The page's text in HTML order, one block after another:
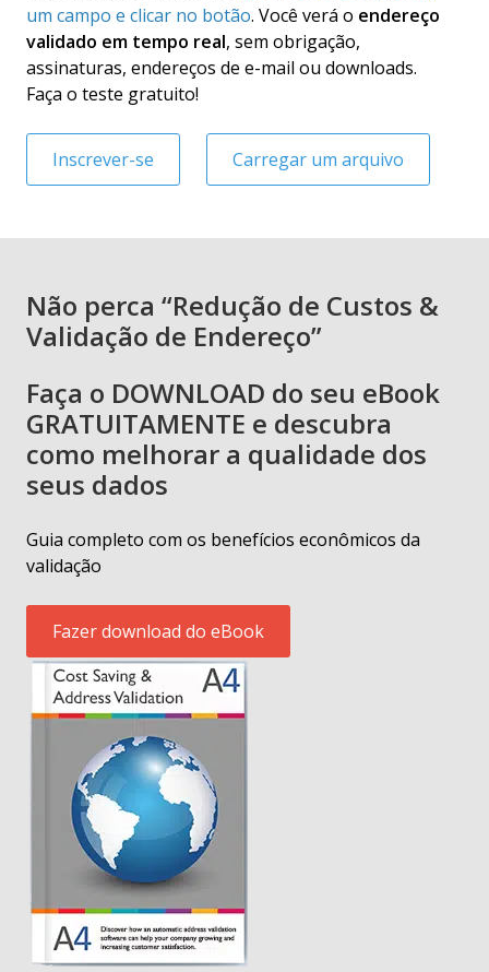
um campo e clicar no botão. Você verá o endereço
validado em tempo real, sem obrigação,
assinaturas, endereços de e-mail ou downloads.
Faça o teste gratuito!
Inscrever-se Carregar um arquivo
Não perca “Redução de Custos &
Validação de Endereço”
Faça o DOWNLOAD do seu eBook
GRATUITAMENTE e descubra
como melhorar a qualidade dos
seus dados
Guia completo com os benefícios econômicos da
validação
Fazer download do eBook